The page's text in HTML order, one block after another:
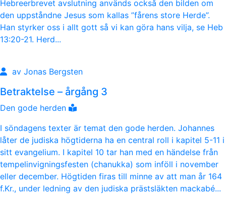
Hebreerbrevet avslutning används också den bilden om
den uppståndne Jesus som kallas ”fårens store Herde”.
Han styrker oss i allt gott så vi kan göra hans vilja, se Heb
13:20-21. Herd...
av Jonas Bergsten
Betraktelse – årgång 3
Den gode herden
I söndagens texter är temat den gode herden. Johannes
låter de judiska högtiderna ha en central roll i kapitel 5-11 i
sitt evangelium. I kapitel 10 tar han med en händelse från
tempelinvigningsfesten (chanukka) som inföll i november
eller december. Högtiden firas till minne av att man år 164
f.Kr., under ledning av den judiska prästsläkten mackabé...